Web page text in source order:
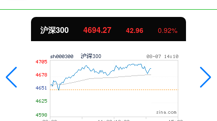
北证50 1133.32 10.45 0.93%